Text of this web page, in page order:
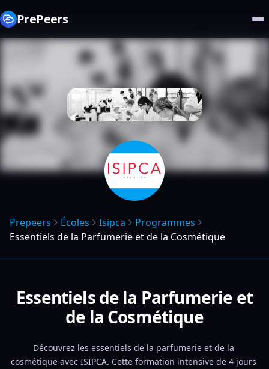
PrePeers
Prepeers Écoles Isipca
Programmes
Essentiels de la Parfumerie et de la Cosmétique
Essentiels de la Parfumerie et
de la Cosmétique
Découvrez les essentiels de la parfumerie et de la
cosmétique avec ISIPCA. Cette formation intensive de 4 jours